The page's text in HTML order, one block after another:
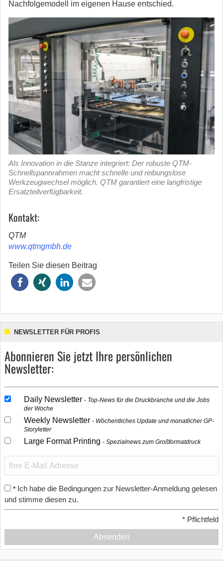
Nachfolgemodell im eigenen Hause entschied.
Als Innovation in die Stanze integriert: Der robuste QTM-
Schnellspannrahmen macht schnelle und reibungslose
Werkzeugwechsel möglich. QTM garantiert eine langfristige
Ersatzteilverfügbarkeit.
Kontakt:
QTM
www.qtmgmbh.de
Teilen Sie diesen Beitrag
NEWSLETTER FÜR PROFIS
Abonnieren Sie jetzt Ihre persönlichen
Newsletter:
Daily Newsletter
Top-News für die Druckbranche und die Jobs
der Woche
Weekly Newsletter
Wöchentliches Update und monatlicher GP-
Storyletter
Large Format Printing Spezialnews zum Großformatdruck
* Ich habe die Bedingungen zur Newsletter-Anmeldung gelesen
und stimme diesen zu.
* Pflichtfeld
Absenden